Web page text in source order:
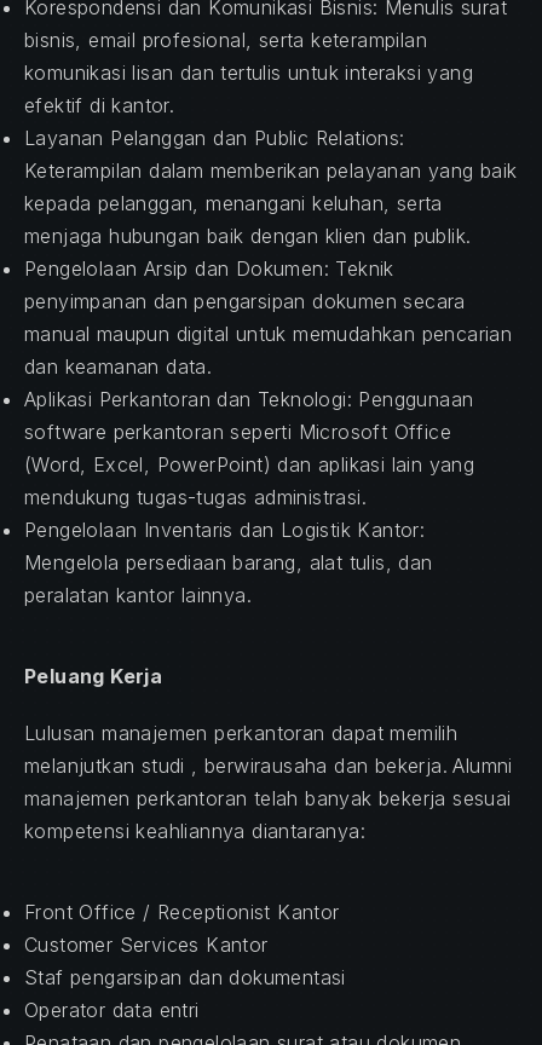
Korespondensi dan Komunikasi Bisnis: Menulis surat
bisnis, email profesional, serta keterampilan
komunikasi lisan dan tertulis untuk interaksi yang
efektif di kantor.
Layanan Pelanggan dan Public Relations:
Keterampilan dalam memberikan pelayanan yang baik
kepada pelanggan, menangani keluhan, serta
menjaga hubungan baik dengan klien dan publik.
Pengelolaan Arsip dan Dokumen: Teknik
penyimpanan dan pengarsipan dokumen secara
manual maupun digital untuk memudahkan pencarian
dan keamanan data.
Aplikasi Perkantoran dan Teknologi: Penggunaan
software perkantoran seperti Microsoft Office
(Word, Excel, PowerPoint) dan aplikasi lain yang
mendukung tugas-tugas administrasi.
Pengelolaan Inventaris dan Logistik Kantor:
Mengelola persediaan barang, alat tulis, dan
peralatan kantor lainnya.
Peluang Kerja
Lulusan manajemen perkantoran dapat memilih
melanjutkan studi , berwirausaha dan bekerja. Alumni
manajemen perkantoran telah banyak bekerja sesuai
kompetensi keahliannya diantaranya:
Front Office / Receptionist Kantor
Customer Services Kantor
Staf pengarsipan dan dokumentasi
Operator data entri